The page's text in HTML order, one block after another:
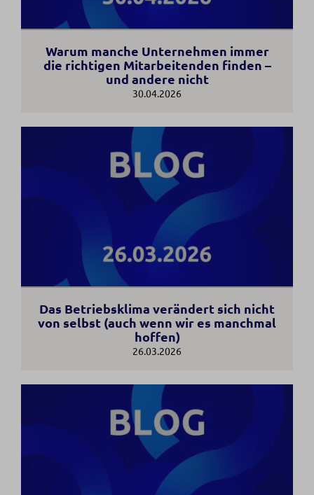
Warum manche Unternehmen immer
die richtigen Mitarbeitenden finden –
und andere nicht
30.04.2026
Das Betriebsklima verändert sich nicht
von selbst (auch wenn wir es manchmal
hoffen)
26.03.2026